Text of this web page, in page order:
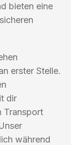
bieten eine
erster Stelle.
dir
Transport
während